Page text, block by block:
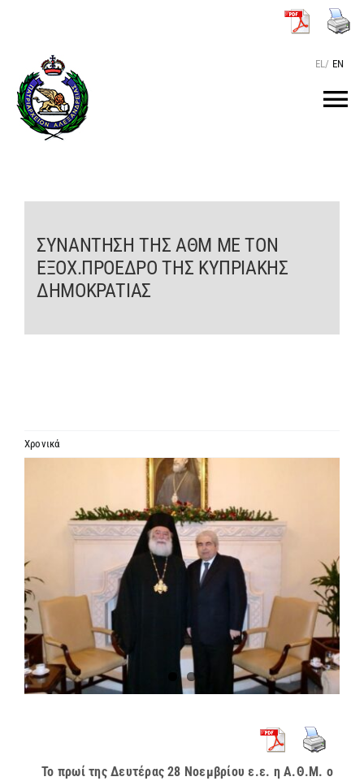
περιεχόμενο
EL/ EN
ΤΟ ΠΑΤΡΙΑΡΧΕΙΟ
ΕΝΗΜΕΡΩΣΗ
ΣΥΝΔΕΣΕΙΣ
ΣΥΝΑΝΤΗΣΗ ΤΗΣ ΑΘΜ ΜΕ ΤΟΝ
ΕΞΟΧ.ΠΡΟΕΔΡΟ ΤΗΣ ΚΥΠΡΙΑΚΗΣ
ΔΗΜΟΚΡΑΤΙΑΣ
Χρονικά
Το πρωί της Δευτέρας 28 Νοεμβρίου ε.ε. η Α.Θ.Μ. ο